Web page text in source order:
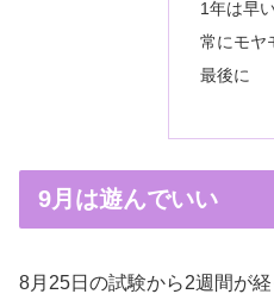
1年は早
常にモヤ
最後に
9月は遊んでいい
8月25日の試験から2週間が